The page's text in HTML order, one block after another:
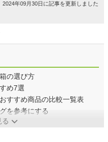
年09月30日に記事を更新しました
の選び方
め7選
すすめ商品の比較一覧表
を参考にする